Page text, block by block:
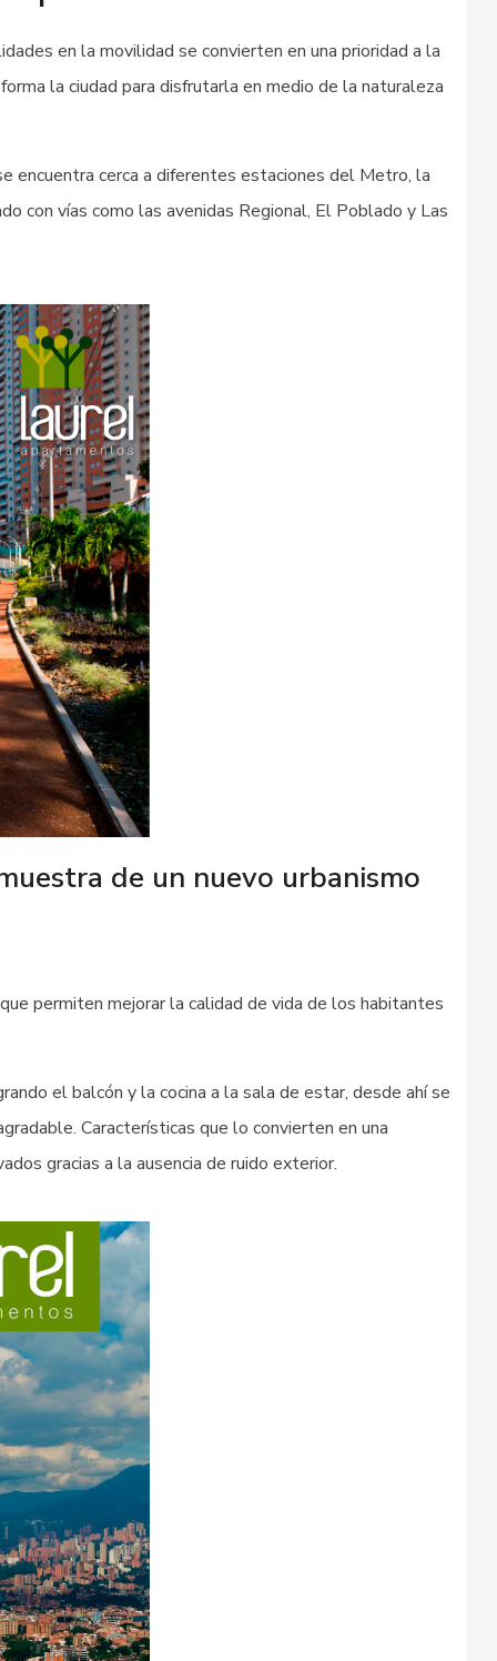
en la movilidad se convierten en una prioridad a la
la ciudad para disfrutarla en medio de la naturaleza
encuentra cerca a diferentes estaciones del Metro, la
con vías como las avenidas Regional, El Poblado y Las
de un nuevo urbanismo
permiten mejorar la calidad de vida de los habitantes
el balcón y la cocina a la sala de estar, desde ahí se
Características que lo convierten en una
gracias a la ausencia de ruido exterior.